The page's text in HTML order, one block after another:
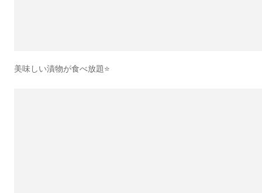
美味しい漬物が食べ放題⭐️